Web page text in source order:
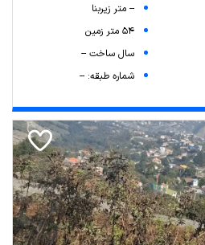
-- متر زیربنا
54 متر زمین
سال ساخت --
شماره طبقه: --